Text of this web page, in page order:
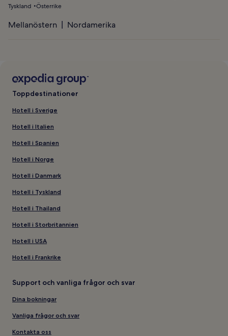
Tyskland
Österrike
Mellanöstern Nordamerika
Toppdestinationer
Hotell i Sverige
Hotell i Italien
Hotell i Spanien
Hotell i Norge
Hotell i Danmark
Hotell i Tyskland
Hotell i Thailand
Hotell i Storbritannien
Hotell i USA
Hotell i Frankrike
Support och vanliga frågor och svar
Dina bokningar
Vanliga frågor och svar
Kontakta oss